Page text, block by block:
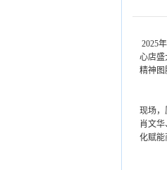
2025
心店盛
精神图
现场，
肖文
化赋能